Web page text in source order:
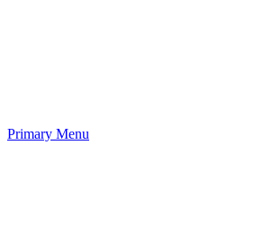
Primary Menu